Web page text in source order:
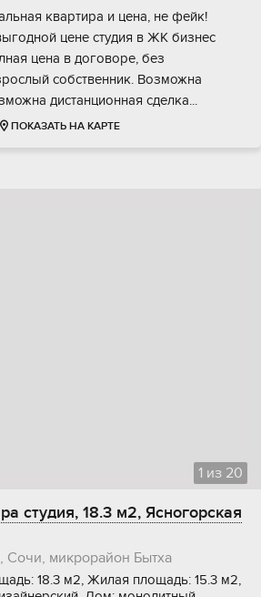
квартира и цена, не фейк!
цене студия в ЖК бизнес
цена в договоре, без
собственник. Возможна
дистанционная сделка...
ПОКАЗАТЬ НА КАРТЕ
1 из 20
студия, 18.3 м2, Ясногорская
Сочи, микрорайон Бытха
18.3 м2, Жилая площадь: 15.3 м2,